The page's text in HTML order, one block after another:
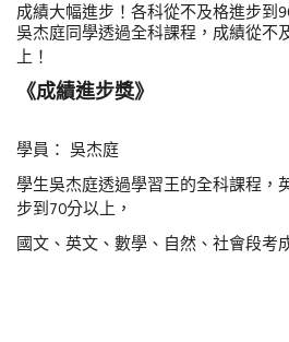
成績大幅進步！各科從不及格進步到
吳杰庭同學透過全科課程，成績從不
上！
《成績進步獎》
學員： 吳杰庭
學生吳杰庭透過學習王的全科課程，
步到70分以上，
國文、英文、數學、自然、社會段考